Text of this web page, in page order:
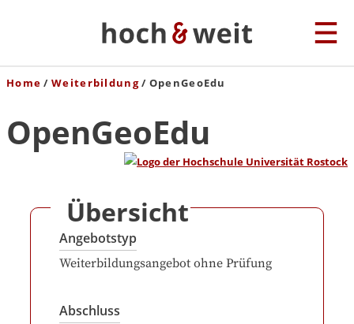
Home Weiterbildung OpenGeoEdu
OpenGeoEdu
Übersicht
Angebotstyp
Weiterbildungsangebot ohne Prüfung
Abschluss